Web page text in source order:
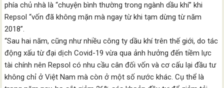
phía chủ nhà là “chuyện bình thường trong ngành dầu khí” khi
Repsol “vốn đã không mặn mà ngay từ khi tạm dừng từ năm
2018”.
“Sau hai năm, cũng như nhiều công ty dầu khí trên thế giới, do tác
động xấu từ đại dịch Covid-19 vừa qua ảnh hưởng đến tiềm lực
tài chính nên Repsol có nhu cầu cân đối vốn và cơ cấu lại đầu tư
không chỉ ở Việt Nam mà còn ở một số nước khác. Cụ thể là